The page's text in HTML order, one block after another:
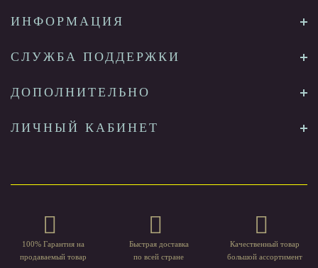
ИНФОРМАЦИЯ
СЛУЖБА ПОДДЕРЖКИ
ДОПОЛНИТЕЛЬНО
ЛИЧНЫЙ КАБИНЕТ
100% Гарантия на
продаваемый товар
Быстрая доставка
по всей стране
Качественный товар
большой ассортимент